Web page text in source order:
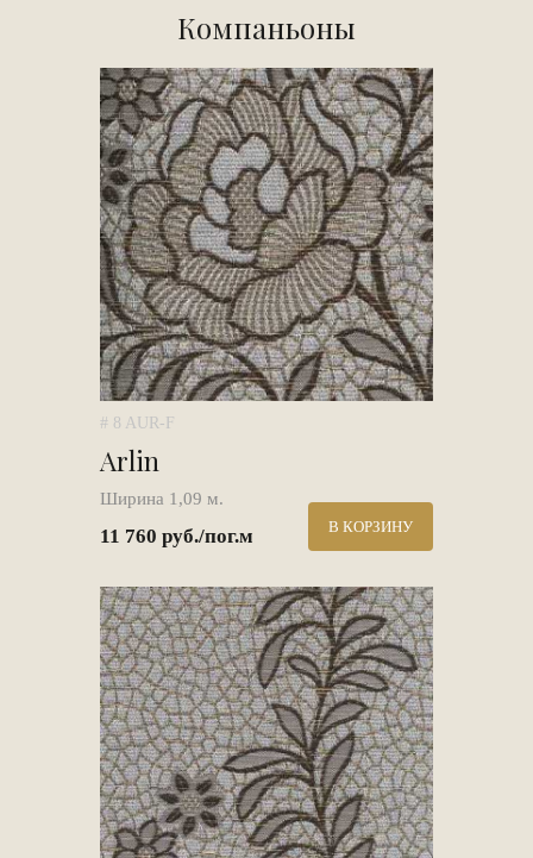
Компаньоны
# 8 AUR-F
Arlin
Ширина 1,09 м.
11 760 руб./пог.м В КОРЗИНУ